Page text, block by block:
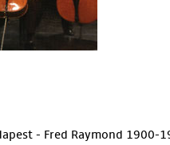
- Fred Raymond 1900-